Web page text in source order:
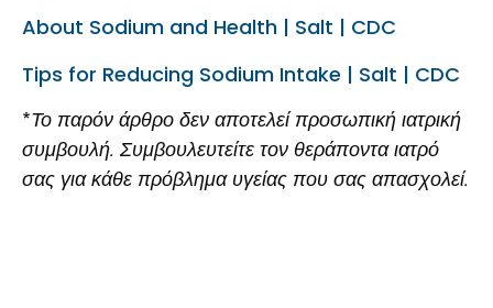
About Sodium and Health | Salt | CDC
Tips for Reducing Sodium Intake | Salt | CDC
*Το παρόν άρθρο δεν αποτελεί προσωπική ιατρική
συμβουλή. Συμβουλευτείτε τον θεράποντα ιατρό
σας για κάθε πρόβλημα υγείας που σας απασχολεί.